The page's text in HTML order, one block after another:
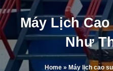
Máy Lịch
Như
Home » Máy lịch cao